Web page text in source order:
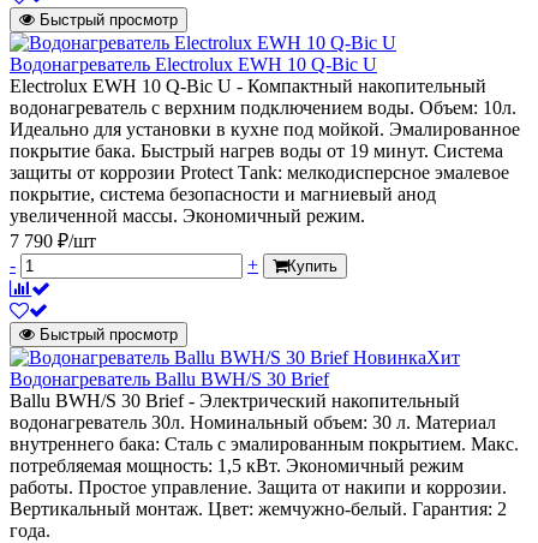
Быстрый просмотр
Водонагреватель Electrolux EWH 10 Q-Bic U
Electrolux EWH 10 Q-Bic U - Компактный накопительный
водонагреватель с верхним подключением воды. Объем: 10л.
Идеально для установки в кухне под мойкой. Эмалированное
покрытие бака. Быстрый нагрев воды от 19 минут. Система
защиты от коррозии Protect Тank: мелкодисперсное эмалевое
покрытие, система безопасности и магниевый анод
увеличенной массы. Экономичный режим.
7 790 ₽/шт
-
+ Купить
Быстрый просмотр
НовинкаХит
Водонагреватель Ballu BWH/S 30 Brief
Ballu BWH/S 30 Brief - Электрический накопительный
водонагреватель 30л. Номинальный объем: 30 л. Материал
внутреннего бака: Сталь с эмалированным покрытием. Макс.
потребляемая мощность: 1,5 кВт. Экономичный режим
работы. Простое управление. Защита от накипи и коррозии.
Вертикальный монтаж. Цвет: жемчужно-белый. Гарантия: 2
года.